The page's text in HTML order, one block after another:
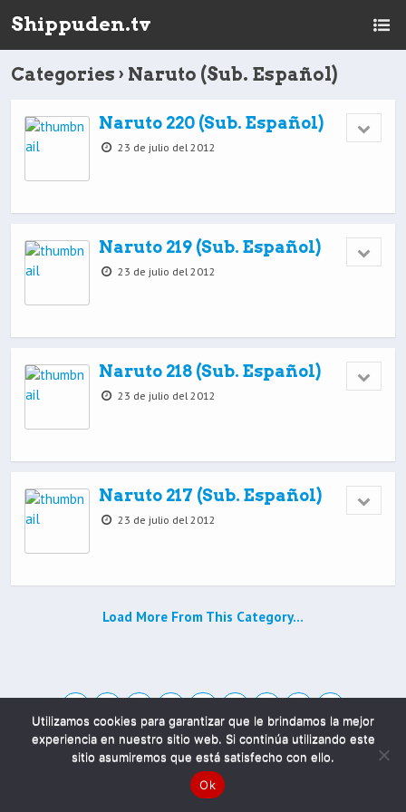
Shippuden.tv
Categories › Naruto (Sub. Español)
Naruto 220 (Sub. Español)
23 de julio del 2012
Naruto 219 (Sub. Español)
23 de julio del 2012
Naruto 218 (Sub. Español)
23 de julio del 2012
Naruto 217 (Sub. Español)
23 de julio del 2012
Load More From This Category…
Utilizamos cookies para garantizar que le brindamos la mejor
experiencia en nuestro sitio web. Si continúa utilizando este
sitio asumiremos que está satisfecho con ello.
Ok
Mobile Desktop